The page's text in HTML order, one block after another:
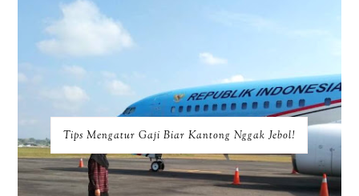
Tips Mengatur Gaji Biar Kantong Nggak Jebol!